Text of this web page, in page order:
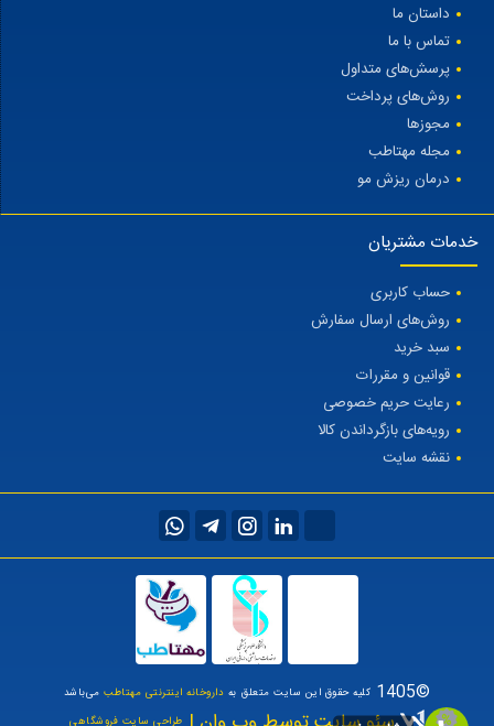
داستان ما
تماس با ما
پرسش‌های متداول
روش‌های پرداخت
مجوزها
مجله مهتاطب
درمان ریزش مو
خدمات مشتریان
حساب کاربری
روش‌های ارسال سفارش
سبد خرید
قوانین و مقررات
رعایت حریم خصوصی
رویه‌های بازگرداندن کالا
نقشه سایت
©1405 کلیه حقوق این سایت متعلق به داروخانه اینترنتی مهتاطبمی‌باشد
طراحی سایت فروشگاهی